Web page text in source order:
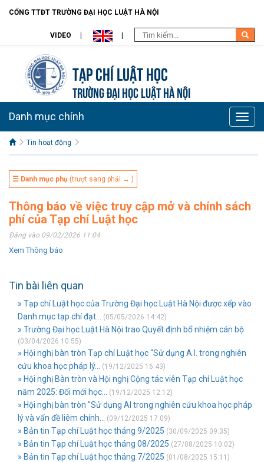
CỔNG TTĐT TRƯỜNG ĐẠI HỌC LUẬT HÀ NỘI
VIDEO
Tạp chí Luật học
TRƯỜNG ĐẠI HỌC LUẬT HÀ NỘI
Toggle
Danh mục chính
Tin hoạt động
☰ Danh mục phụ (trượt sang phải → )
Thông báo về việc truy cập mở và chính sách
phí của Tạp chí Luật học
Đăng vào 09/02/2026 11:04
Xem Thông báo
Tin bài liên quan
» Tạp chí Luật học của Trường Đại học Luật Hà Nội được xếp vào
Danh mục tạp chí đạt...
(05/05/2026 14:42)
» Trường Đại học Luật Hà Nội trao Quyết định bổ nhiệm cán bộ
(03/04/2026 10:55)
» Hội nghị bàn tròn Tạp chí Luật học “Sử dụng A.I. trong nghiên
cứu khoa học pháp lý...
(19/12/2025 16:43)
» Hội nghị Bàn tròn và Hội nghị Cộng tác viên Tạp chí Luật học
năm 2025: Đổi mới học...
(19/12/2025 12:12)
» Hội nghị bàn tròn "Sử dụng AI trong nghiên cứu khoa học pháp
lý và vấn đề liêm chính...
(09/12/2025 17:09)
» Bản tin Tạp chí Luật học tháng 9/2025 (30/09/2025 09:35)
» Bản tin Tạp chí Luật học tháng 08/2025 (27/08/2025 10:02)
» Bản tin Tạp chí Luật học tháng 7/2025 (01/08/2025 15:11)